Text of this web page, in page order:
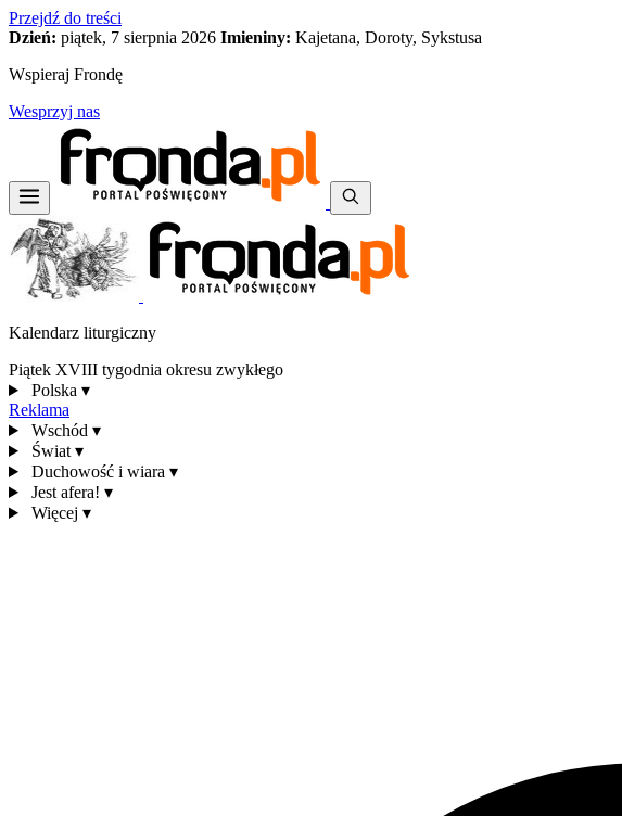
Przejdź do treści
Dzień: piątek, 7 sierpnia 2026 Imieniny: Kajetana, Doroty, Sykstusa
Wspieraj Frondę
Wesprzyj nas
Kalendarz liturgiczny
Piątek XVIII tygodnia okresu zwykłego
Polska ▾
Reklama
Wschód ▾
Świat ▾
Duchowość i wiara ▾
Jest afera! ▾
Więcej ▾